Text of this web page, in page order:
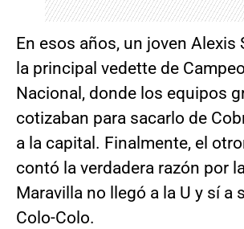
En esos años, un joven Alexis
la principal vedette de
Nacional, donde los equipos
cotizaban para sacarlo de
a la capital. Finalmente, el
contó la verdadera razón por
Maravilla no llegó a la U y sí a
Colo-Colo.